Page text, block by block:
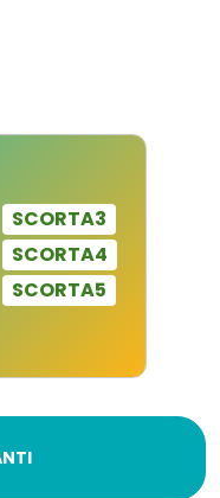
SCORTA3
SCORTA4
SCORTA5